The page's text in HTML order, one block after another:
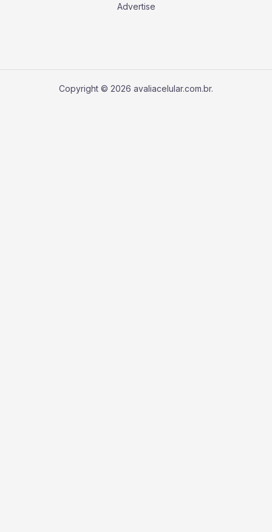
Advertise
Copyright © 2026 avaliacelular.com.br.